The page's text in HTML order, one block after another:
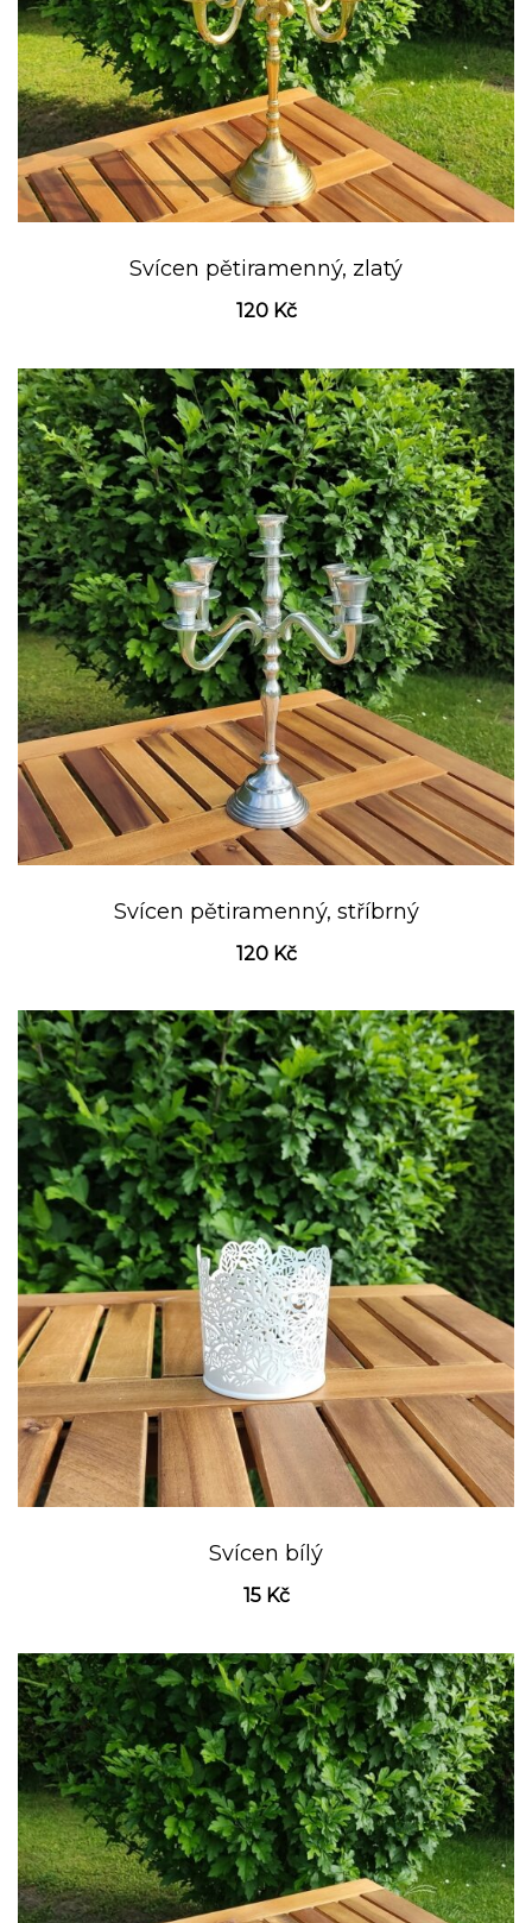
Svícen pětiramenný, zlatý
120 Kč
Svícen pětiramenný, stříbrný
120 Kč
Svícen bílý
15 Kč